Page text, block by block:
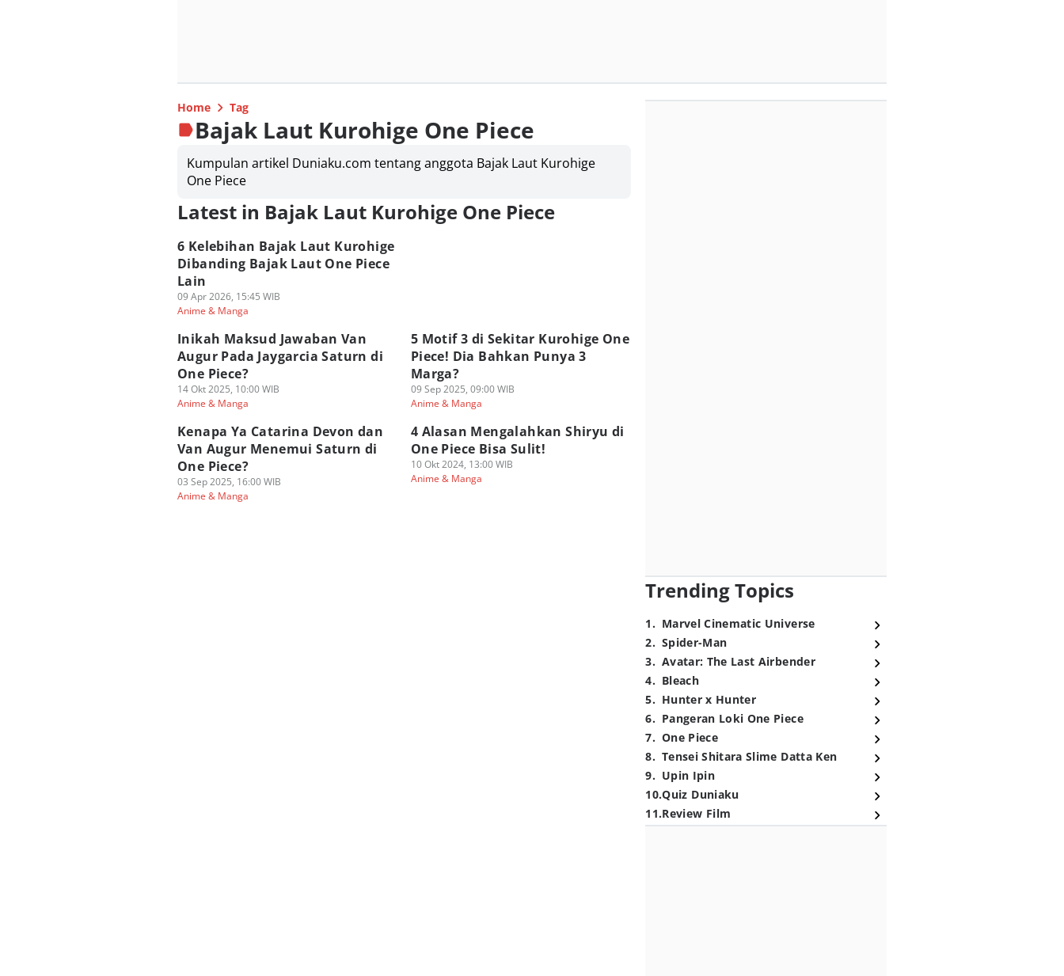
Home Tag
Bajak Laut Kurohige One Piece
Kumpulan artikel Duniaku.com tentang anggota Bajak Laut Kurohige
One Piece
Latest in Bajak Laut Kurohige One Piece
6 Kelebihan Bajak Laut Kurohige
Dibanding Bajak Laut One Piece
Lain
09 Apr 2026, 15:45 WIB
Anime & Manga
Inikah Maksud Jawaban Van
Augur Pada Jaygarcia Saturn di
One Piece?
14 Okt 2025, 10:00 WIB
Anime & Manga
5 Motif 3 di Sekitar Kurohige One
Piece! Dia Bahkan Punya 3
Marga?
09 Sep 2025, 09:00 WIB
Anime & Manga
Kenapa Ya Catarina Devon dan
Van Augur Menemui Saturn di
One Piece?
03 Sep 2025, 16:00 WIB
Anime & Manga
4 Alasan Mengalahkan Shiryu di
One Piece Bisa Sulit!
10 Okt 2024, 13:00 WIB
Anime & Manga
Trending Topics
1. Marvel Cinematic Universe
2. Spider-Man
3. Avatar: The Last Airbender
4. Bleach
5. Hunter x Hunter
6. Pangeran Loki One Piece
7. One Piece
8. Tensei Shitara Slime Datta Ken
9. Upin Ipin
10.Quiz Duniaku
11.Review Film